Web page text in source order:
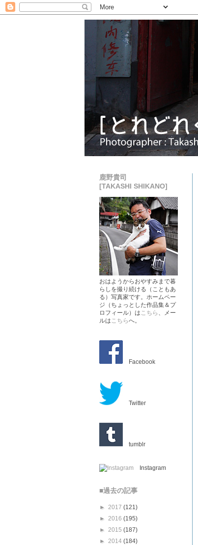
鹿野貴司
[TAKASHI SHIKANO]
おはようからおやすみまで暮
らしを撮り続ける（こともあ
る）写真家です。ホームペー
ジ（ちょっとした作品集＆プ
ロフィール）はこちら 、メー
ルはこちらへ。
Facebook
Twitter
tumblr
Instagram
■過去の記事
► 2017 (121)
► 2016 (195)
► 2015 (187)
► 2014 (184)